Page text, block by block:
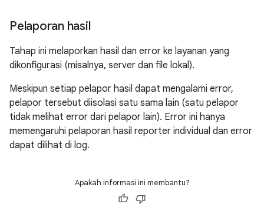
Pelaporan hasil
Tahap ini melaporkan hasil dan error ke layanan yang
dikonfigurasi (misalnya, server dan file lokal).
Meskipun setiap pelapor hasil dapat mengalami error,
pelapor tersebut diisolasi satu sama lain (satu pelapor
tidak melihat error dari pelapor lain). Error ini hanya
memengaruhi pelaporan hasil reporter individual dan error
dapat dilihat di log.
Apakah informasi ini membantu?